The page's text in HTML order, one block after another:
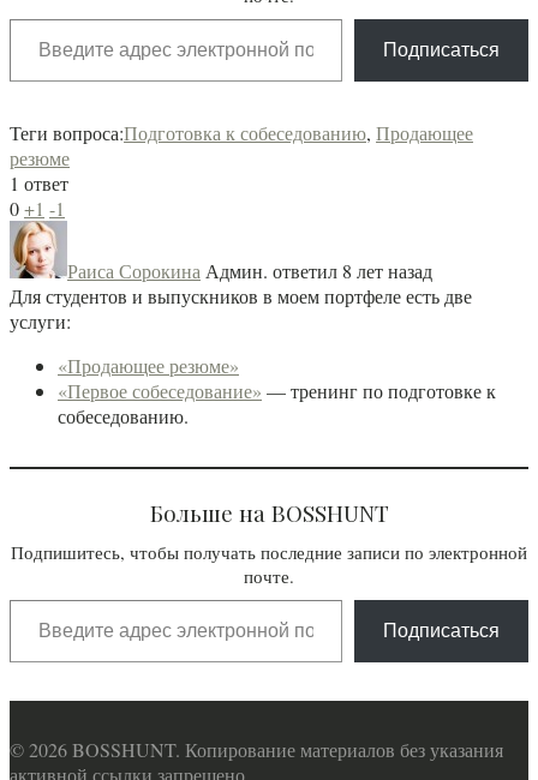
Введите адрес электронной почты…
Подписаться
Теги вопроса:Подготовка к собеседованию, Продающее
резюме
1 ответ
0+1 -1
Раиса СорокинаАдмин. ответил 8 лет назад
Для студентов и выпускников в моем портфеле есть две
услуги:
«Продающее резюме»
«Первое собеседование» — тренинг по подготовке к
собеседованию.
Больше на BOSSHUNT
Подпишитесь, чтобы получать последние записи по электронной
почте.
Введите адрес электронной почты…
Подписаться
© 2026 BOSSHUNT. Копирование материалов без указания
активной ссылки запрещено.